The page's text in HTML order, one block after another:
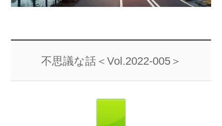
不思議な話＜Vol.2022-005＞